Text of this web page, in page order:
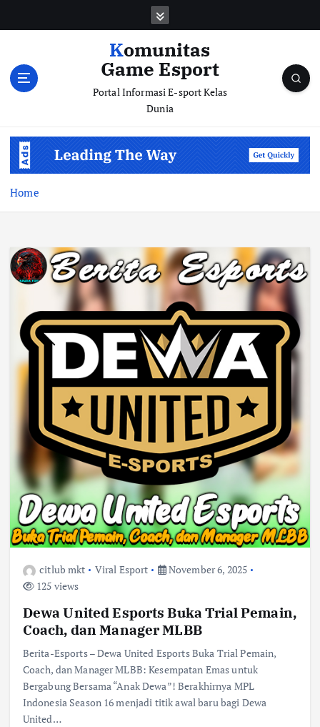
Komunitas
Game Esport
Portal Informasi E-sport Kelas
Dunia
Home
citlub mkt Viral Esport
November 6, 2025
125 views
Dewa United Esports Buka Trial Pemain,
Coach, dan Manager MLBB
Berita-Esports – Dewa United Esports Buka Trial Pemain,
Coach, dan Manager MLBB: Kesempatan Emas untuk
Bergabung Bersama “Anak Dewa”! Berakhirnya MPL
Indonesia Season 16 menjadi titik awal baru bagi Dewa
United…